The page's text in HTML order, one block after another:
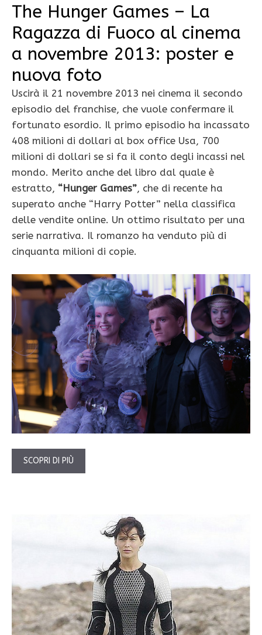
The Hunger Games – La
Ragazza di Fuoco al cinema
a novembre 2013: poster e
nuova foto
Uscirà il 21 novembre 2013 nei cinema il secondo
episodio del franchise, che vuole confermare il
fortunato esordio. Il primo episodio ha incassato
408 milioni di dollari al box office Usa, 700
milioni di dollari se si fa il conto degli incassi nel
mondo. Merito anche del libro dal quale è
estratto, “Hunger Games”, che di recente ha
superato anche “Harry Potter” nella classifica
delle vendite online. Un ottimo risultato per una
serie narrativa. Il romanzo ha venduto più di
cinquanta milioni di copie.
SCOPRI DI PIÙ